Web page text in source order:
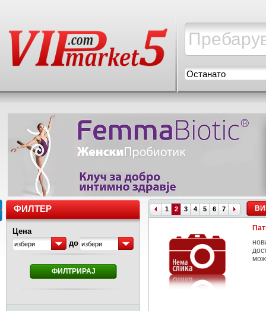
Останато
ФИЛТЕР
Цена
избери до избери
ФИЛТРИРАЈ
1 2 3 4 5 6 7